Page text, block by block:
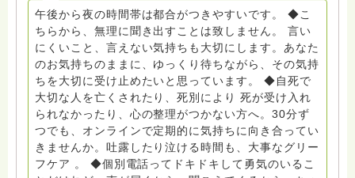
員、女性支援員、小学校 中学校支援員としても、ケア
サポートをしています。 ◆一般社団法人『グリーフケア
ともしび』理事長 【ともしび遺族会】運営 毎月 第１
金・昼夜2回開催（大阪駅前第3ビル） 14：00〜，18：
00〜 お問い合わせ申込⬇️こちらから
griefcare.tomoshibi@icloud.com ＊この活動は皆さま
のご支援により支えられております。ご協力をよろしく
お願いします。 ゆうちょ銀行 口座番号 普通408-
6452769 一般社団法人グリーフケアともしび ◆『ビハ
ーラサロン おしゃべりカフェひだまり』 ビハーラ和歌
山代表 居場所運営 問い合わせ申込⬇️こちらから
午後から夜の時間帯は都合がつきやすいです。 ◆こ
ちらから、無理に聞き出すことは致しません。 言い
にくいこと、言えない気持ちも大切にします。あなた
のお気持ちのままに、ゆっくり待ちながら、その気持
ちを大切に受け止めたいと思っています。 ◆自死で
大切な人を亡くされたり、死別により 死が受け入れ
られなかったり、心の整理がつかない方へ。30分ず
つでも、オンラインで定期的に気持ちに向き合ってい
きませんか。吐露したり泣ける時間も、大事なグリー
フケア 。 ◆個別電話ってドキドキして勇気のいるこ